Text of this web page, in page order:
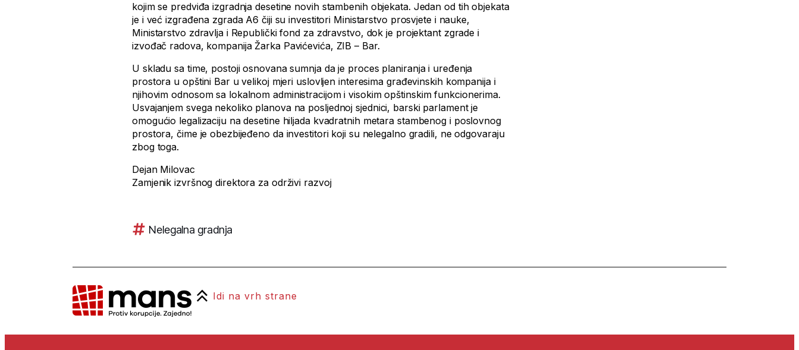
kojim se predviđa izgradnja desetine novih stambenih objekata. Jedan od tih objekata
je i već izgrađena zgrada A6 čiji su investitori Ministarstvo prosvjete i nauke,
Ministarstvo zdravlja i Republički fond za zdravstvo, dok je projektant zgrade i
izvođač radova, kompanija Žarka Pavićevića, ZIB – Bar.
U skladu sa time, postoji osnovana sumnja da je proces planiranja i uređenja
prostora u opštini Bar u velikoj mjeri uslovljen interesima građevinskih kompanija i
njihovim odnosom sa lokalnom administracijom i visokim opštinskim funkcionerima.
Usvajanjem svega nekoliko planova na posljednoj sjednici, barski parlament je
omogućio legalizaciju na desetine hiljada kvadratnih metara stambenog i poslovnog
prostora, čime je obezbijeđeno da investitori koji su nelegalno gradili, ne odgovaraju
zbog toga.
Dejan Milovac
Zamjenik izvršnog direktora za održivi razvoj
Nelegalna gradnja
Idi na vrh strane